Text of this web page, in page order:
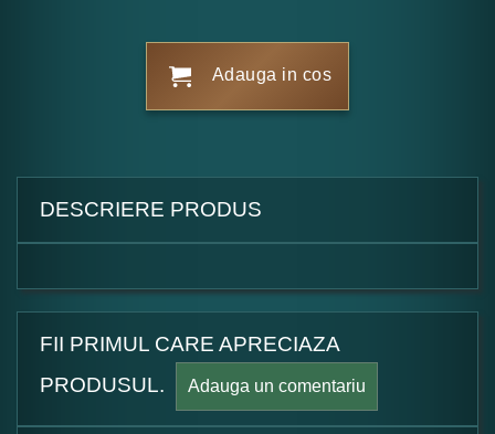
Adauga in cos
DESCRIERE PRODUS
FII PRIMUL CARE APRECIAZA
PRODUSUL.
Adauga un comentariu